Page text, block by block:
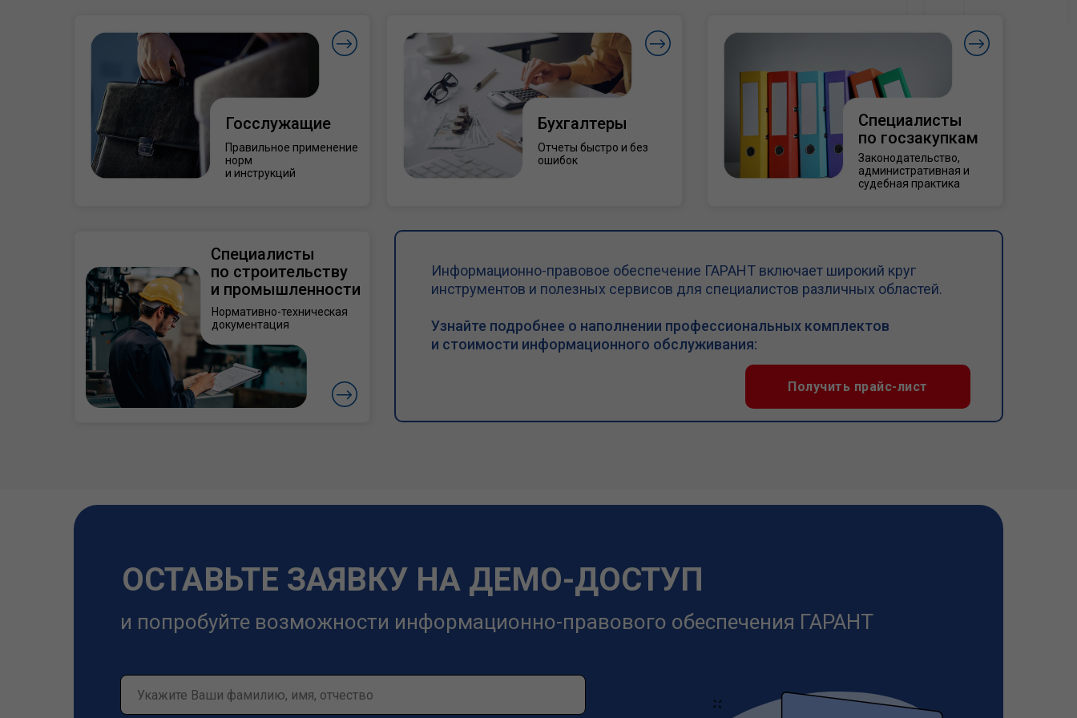
Госслужащие
Правильное применение
норм
и инструкций
Бухгалтеры
Отчеты быстро и без
ошибок
Специалисты
по госзакупкам
Законодательство,
административная и
судебная практика
Получить прайс-лист
Специалисты
по строительству
и промышленности
Нормативно-техническая
документация
Информационно-правовое обеспечение ГАРАНТ включает широкий круг
инструментов и полезных сервисов для специалистов различных областей.
Узнайте подробнее о наполнении профессиональных комплектов
и стоимости информационного обслуживания:
и попробуйте возможности информационно-правового обеспечения ГАРАНТ
ОСТАВЬТЕ ЗАЯВКУ НА ДЕМО-ДОСТУП